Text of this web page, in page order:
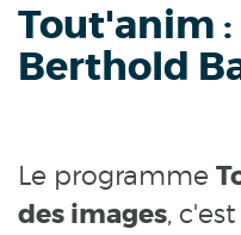
Tout'anim :
Berthold
Le programme
des images,